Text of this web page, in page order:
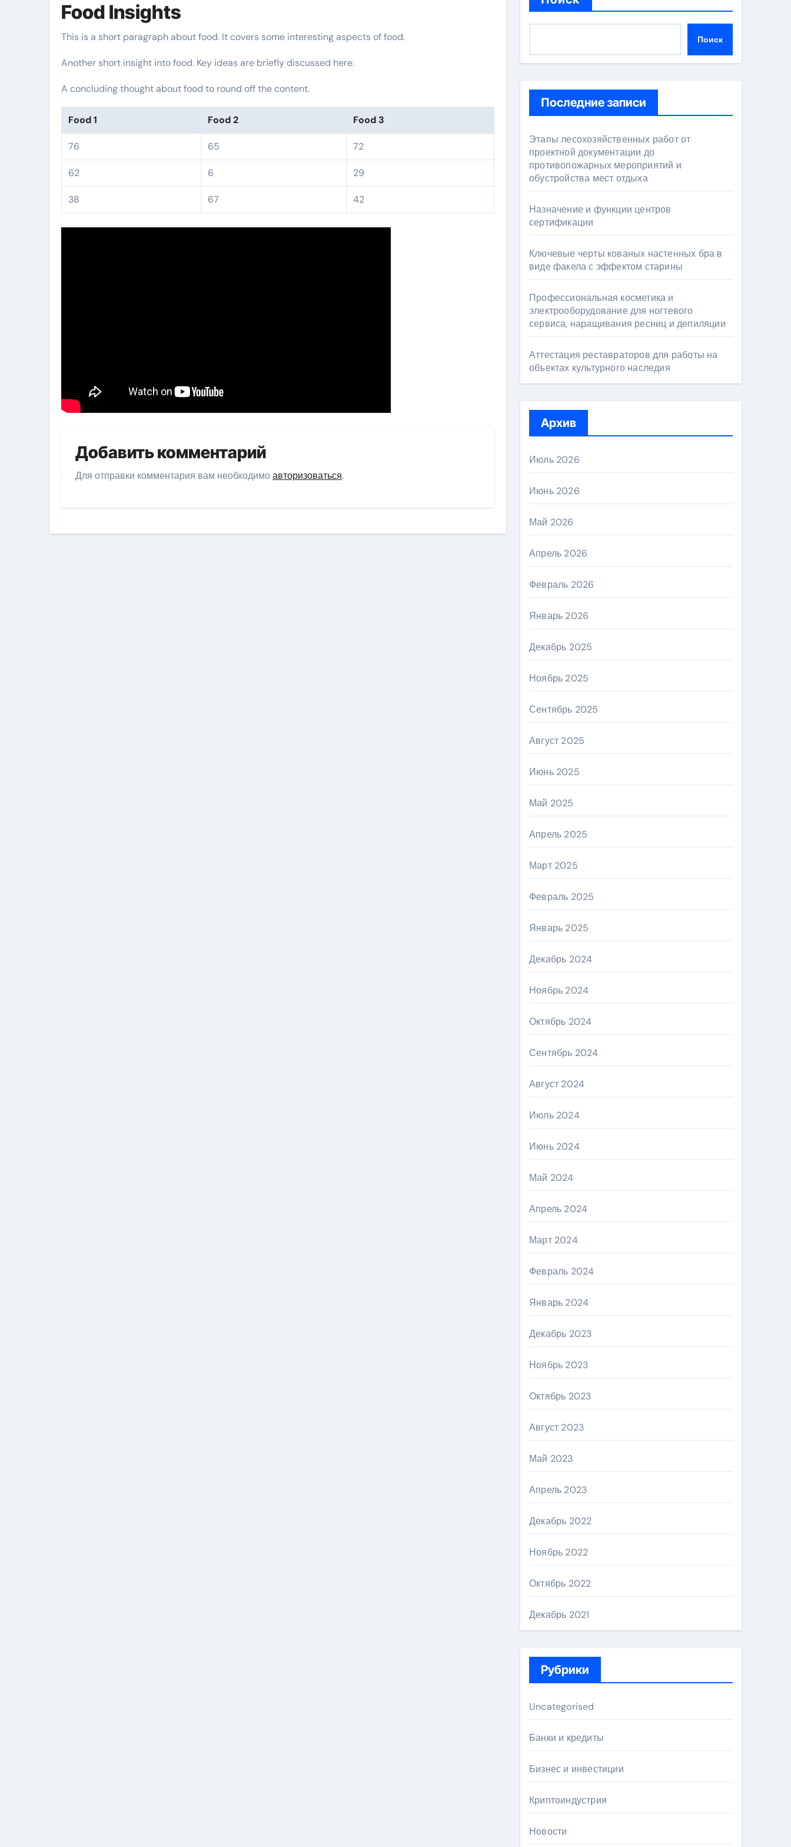
Food Insights
This is a short paragraph about food. It covers some interesting aspects of food.
Another short insight into food. Key ideas are briefly discussed here.
A concluding thought about food to round off the content.
Food 1 Food 2 Food 3
76 65 72
62 6 29
38 67 42
Добавить комментарий
Для отправки комментария вам необходимоавторизоваться.
Поиск
Последние записи
Этапы лесохозяйственных работ от
проектной документации до
противопожарных мероприятий и
обустройства мест отдыха
Назначение и функции центров
сертификации
Ключевые черты кованых настенных бра в
виде факела с эффектом старины
Профессиональная косметика и
электрооборудование для ногтевого
сервиса, наращивания ресниц и депиляции
Аттестация реставраторов для работы на
объектах культурного наследия
Архив
Июль 2026
Июнь 2026
Май 2026
Апрель 2026
Февраль 2026
Январь 2026
Декабрь 2025
Ноябрь 2025
Сентябрь 2025
Август 2025
Июнь 2025
Май 2025
Апрель 2025
Март 2025
Февраль 2025
Январь 2025
Декабрь 2024
Ноябрь 2024
Октябрь 2024
Сентябрь 2024
Август 2024
Июль 2024
Июнь 2024
Май 2024
Апрель 2024
Март 2024
Февраль 2024
Январь 2024
Декабрь 2023
Ноябрь 2023
Октябрь 2023
Август 2023
Май 2023
Апрель 2023
Декабрь 2022
Ноябрь 2022
Октябрь 2022
Декабрь 2021
Рубрики
Uncategorised
Банки и кредиты
Бизнес и инвестиции
Криптоиндустрия
Новости